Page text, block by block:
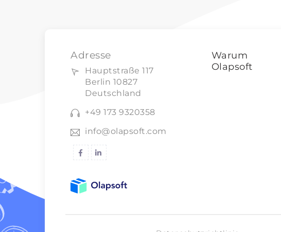
Adresse
Hauptstraße 117
Berlin 10827
Deutschland
+49 173 9320358
info@olapsoft.com
Warum
Olapsoft